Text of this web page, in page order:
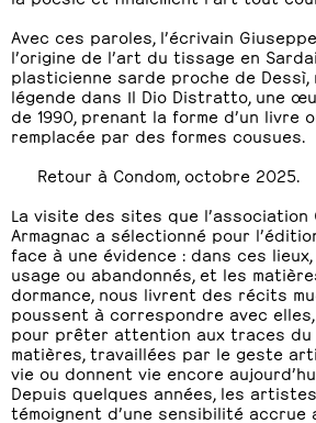
Avec ces paroles, l’écrivain
l’origine de l’art du tissage en
plasticienne sarde proche de
légende dans Il Dio Distratto, une
de 1990, prenant la forme d’un livre
remplacée par des formes cousues.
Retour à Condom, octobre 2025.
La visite des sites que l’association
Armagnac a sélectionné pour
face à une évidence : dans ces
usage ou abandonnés, et les
dormance, nous livrent des récits
poussent à correspondre avec
pour prêter attention aux traces du
matières, travaillées par le geste
vie ou donnent vie encore
Depuis quelques années, les
témoignent d’une sensibilité accrue